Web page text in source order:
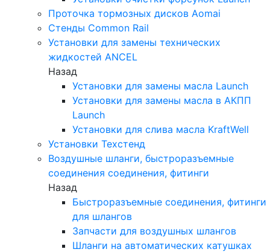
Проточка тормозных дисков Aomai
Стенды Common Rail
Установки для замены технических
жидкостей ANCEL
Назад
Установки для замены масла Launch
Установки для замены масла в АКПП
Launch
Установки для слива масла KraftWell
Установки Техстенд
Воздушные шланги, быстроразъемные
соединения соединения, фитинги
Назад
Быстроразъемные соединения, фитинги
для шлангов
Запчасти для воздушных шлангов
Шланги на автоматических катушках